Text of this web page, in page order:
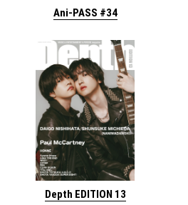
Ani-PASS #34
Depth EDITION 13